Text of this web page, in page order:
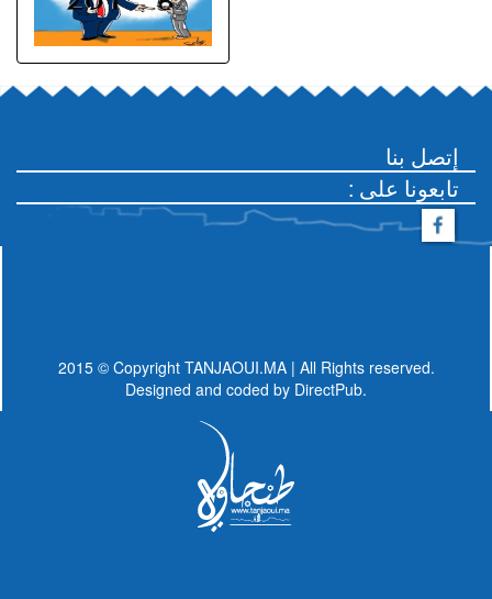
إتصل بنا
: تابعونا على
2015 © Copyright TANJAOUI.MA | All Rights reserved.
Designed and coded by DirectPub.